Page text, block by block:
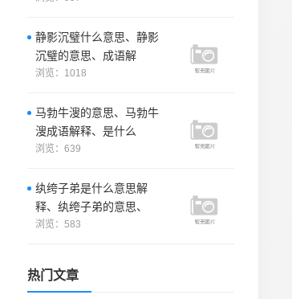
静影沉璧什么意思、静影
沉璧的意思、成语解
浏览：1018
马勃牛溲的意思、马勃牛
溲成语解释、是什么
浏览：639
纨绔子弟是什么意思解
释、纨绔子弟的意思、
浏览：583
热门文章